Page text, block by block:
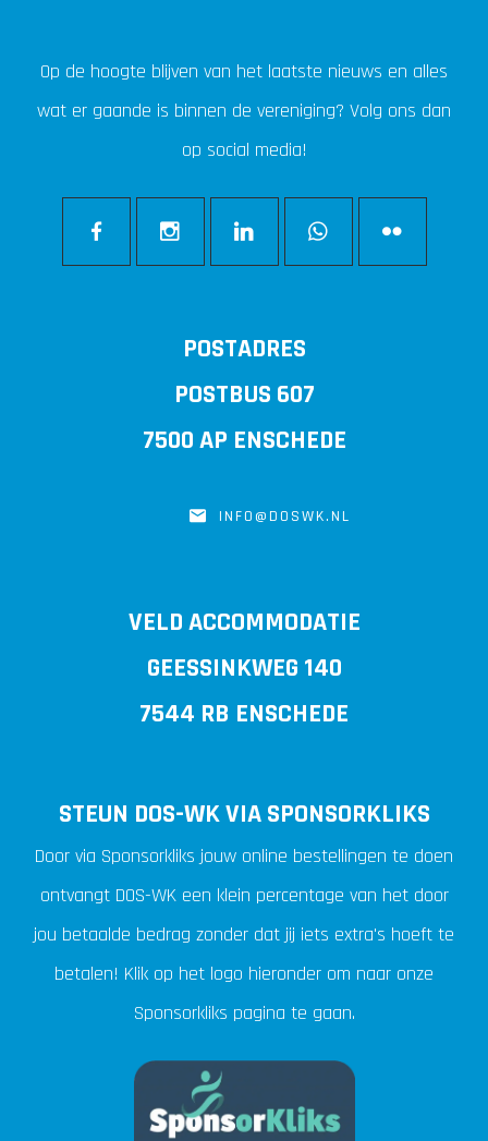
Op de hoogte blijven van het laatste nieuws en alles
wat er gaande is binnen de vereniging? Volg ons dan
op social media!
POSTADRES
POSTBUS 607
7500 AP ENSCHEDE
INFO@DOSWK.NL
VELD ACCOMMODATIE
GEESSINKWEG 140
7544 RB ENSCHEDE
STEUN DOS-WK VIA SPONSORKLIKS
Door via Sponsorkliks jouw online bestellingen te doen
ontvangt DOS-WK een klein percentage van het door
jou betaalde bedrag zonder dat jij iets extra's hoeft te
betalen! Klik op het logo hieronder om naar onze
Sponsorkliks pagina te gaan.